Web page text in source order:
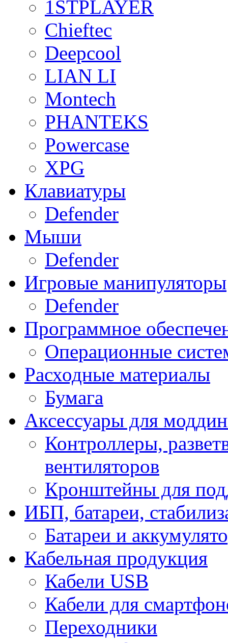
1STPLAYER
Chieftec
Deepcool
LIAN LI
Montech
PHANTEKS
Powercase
XPG
Клавиатуры
Defender
Мыши
Defender
Игровые манипуляторы
Defender
Программное
Операционные
Расходные материалы
Бумага
Аксессуары для
Контроллеры,
вентиляторов
Кронштейны для
ИБП, батареи,
Батареи и
Кабельная продукция
Кабели USB
Кабели для
Переходники